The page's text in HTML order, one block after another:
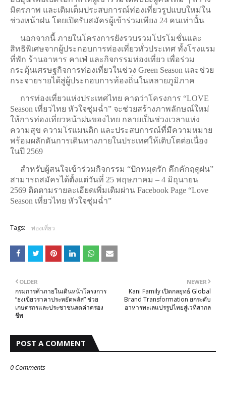
มิตรภาพ และเติมเต็มประสบการณ์ท่องเที่ยวรูปแบบใหม่ใน
ช่วงหน้าฝน โดยเปิดรับสมัครผู้เข้าร่วมเพียง 24 คนเท่านั้น
นอกจากนี้ ภายในโครงการยังรวบรวมโปรโมชั่นและ
สิทธิพิเศษจากผู้ประกอบการท่องเที่ยวทั่วประเทศ ทั้งโรงแรม
ที่พัก ร้านอาหาร คาเฟ่ และกิจกรรมท่องเที่ยว เพื่อร่วม
กระตุ้นเศรษฐกิจการท่องเที่ยวในช่วง Green Season และช่วย
กระจายรายได้สู่ผู้ประกอบการท้องถิ่นในหลายภูมิภาค
การท่องเที่ยวแห่งประเทศไทย คาดว่าโครงการ “LOVE
Season เที่ยวไทย หัวใจชุ่มฉ่ำ” จะช่วยสร้างภาพลักษณ์ใหม่
ให้การท่องเที่ยวหน้าฝนของไทย กลายเป็นช่วงเวลาแห่ง
ความสุข ความโรแมนติก และประสบการณ์ที่มีความหมาย
พร้อมผลักดันการเดินทางภายในประเทศให้เติบโตต่อเนื่อง
ในปี 2569
สำหรับผู้สนใจเข้าร่วมกิจกรรม “ปักหมุดรัก คึกคักฤดูฝน”
สามารถสมัครได้ตั้งแต่วันที่ 25 พฤษภาคม – 4 มิถุนายน
2569 ติดตามรายละเอียดเพิ่มเติมผ่าน Facebook Page “Love
Season เที่ยวไทย หัวใจชุ่มฉ่ำ”
Tags: ท่องเที่ยว
NEWER
Kani Family เปิดกลยุทธ์ Global
Brand Transformation ยกระดับ
อาหารทะเลแปรรูปไทยสู่เวทีสากล
OLDER
กรมการค้าภายในเดินหน้าโครงการ
“ธงเขียวราคาประหยัดพลัส” ช่วย
เกษตรกรและประชาชนลดค่าครอง
ชีพ
POST A COMMENT
0 Comments